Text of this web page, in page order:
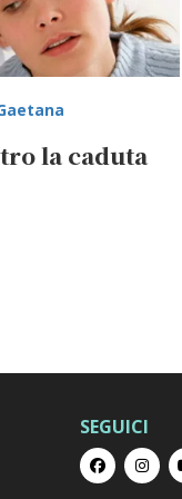
la caduta
SEGUICI